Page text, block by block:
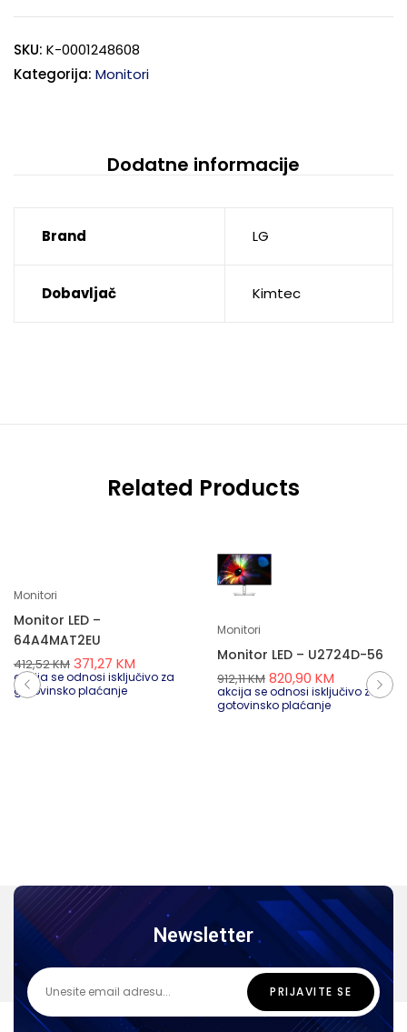
SKU: K-0001248608
Kategorija: Monitori
Dodatne informacije
Brand LG
Dobavljač Kimtec
Related Products
Monitori
Monitor LED –
64A4MAT2EU
412,52KM 371,27 KM
akcija se odnosi isključivo za
gotovinsko plaćanje
Monitori
Monitor LED – U2724D-56
912,11KM 820,90 KM
akcija se odnosi isključivo za
gotovinsko plaćanje
Newsletter